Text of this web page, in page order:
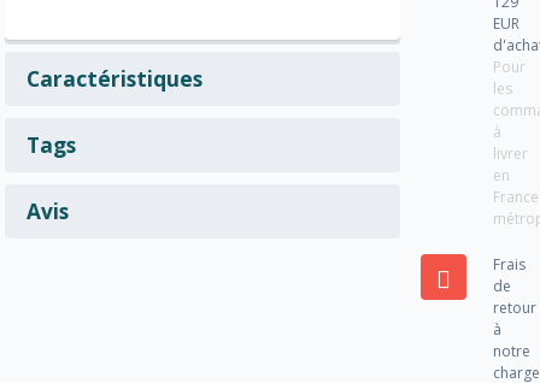
Caractéristiques
Tags
Avis
EUR
Pour
les
à
livrer
en
France
Frais
de
retour
à
notre
charge